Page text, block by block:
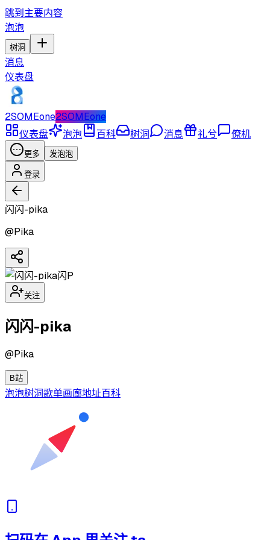
跳到主要内容
泡泡
树洞
消息
仪表盘
2SOMEone2SOMEone
仪表盘
泡泡 百科 树洞 消息 礼兮 僚机
更多 发泡泡
登录
闪闪-pika
@Pika
闪P
关注
闪闪-pika
@Pika
B站
泡泡树洞歌单画廊地址百科